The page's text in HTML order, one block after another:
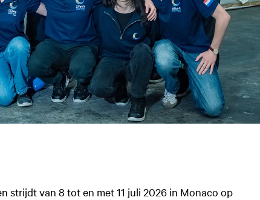
strijdt van 8 tot en met 11 juli 2026 in Monaco op